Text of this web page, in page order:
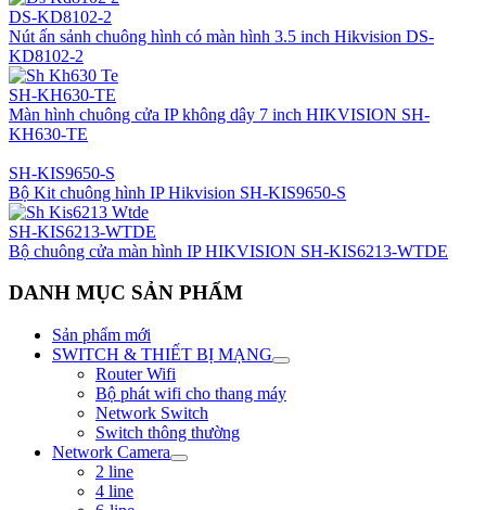
DS-KD8102-2
Nút ấn sảnh chuông hình có màn hình 3.5 inch Hikvision DS-
KD8102-2
SH-KH630-TE
Màn hình chuông cửa IP không dây 7 inch HIKVISION SH-
KH630-TE
SH-KIS9650-S
Bộ Kit chuông hình IP Hikvision SH-KIS9650-S
SH-KIS6213-WTDE
Bộ chuông cửa màn hình IP HIKVISION SH-KIS6213-WTDE
DANH MỤC SẢN PHẨM
Sản phẩm mới
SWITCH & THIẾT BỊ MẠNG
Router Wifi
Bộ phát wifi cho thang máy
Network Switch
Switch thông thường
Network Camera
2 line
4 line